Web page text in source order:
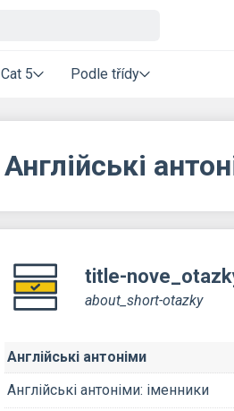
Cat 5 Podle třídy
Англійські
title-
about_short-otazky
Англійські антоніми
Англійські антоніми: іменники